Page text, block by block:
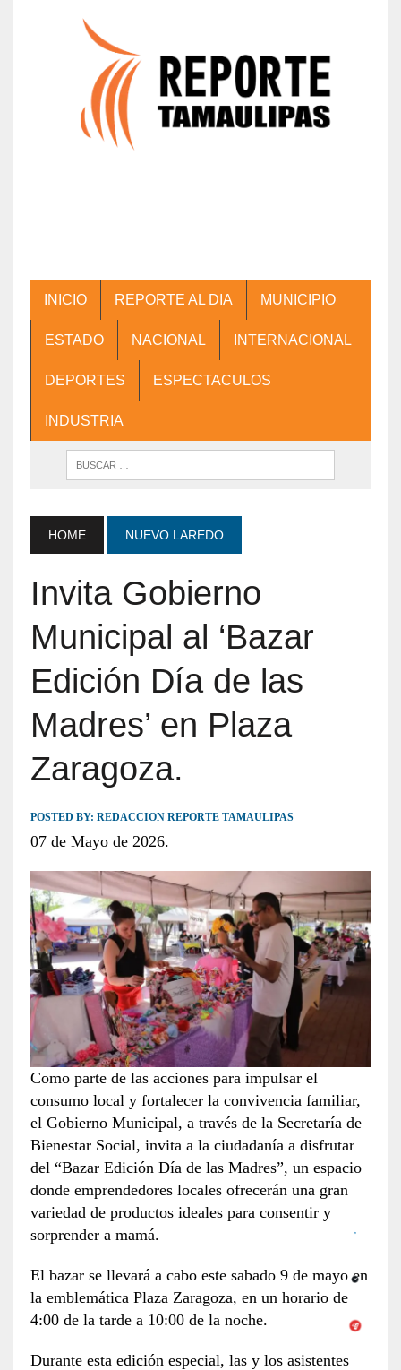
INICIO REPORTE AL DIA MUNICIPIO
ESTADO NACIONAL INTERNACIONAL
DEPORTES ESPECTACULOS
INDUSTRIA
HOME NUEVO LAREDO
Invita Gobierno
Municipal al ‘Bazar
Edición Día de las
Madres’ en Plaza
Zaragoza.
POSTED BY: REDACCION REPORTE TAMAULIPAS
07 de Mayo de 2026.
Como parte de las acciones para impulsar el
consumo local y fortalecer la convivencia familiar,
el Gobierno Municipal, a través de la Secretaría de
Bienestar Social, invita a la ciudadanía a disfrutar
del “Bazar Edición Día de las Madres”, un espacio
donde emprendedores locales ofrecerán una gran
variedad de productos ideales para consentir y
sorprender a mamá.
El bazar se llevará a cabo este sabado 9 de mayo en
la emblemática Plaza Zaragoza, en un horario de
4:00 de la tarde a 10:00 de la noche.
Durante esta edición especial, las y los asistentes